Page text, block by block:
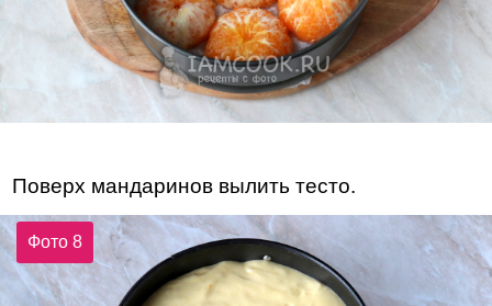
Поверх мандаринов вылить тесто.
Фото 8